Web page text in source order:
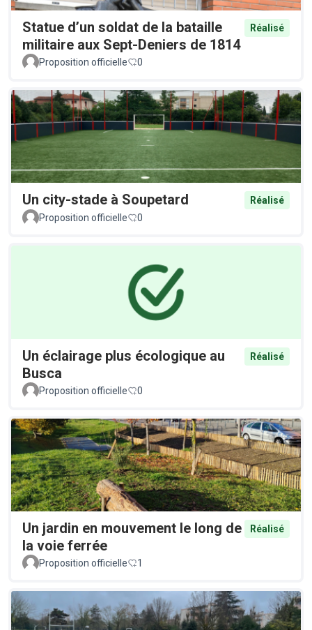
Statue d’un soldat de la bataille
militaire aux Sept-Deniers de 1814
Réalisé
Proposition officielle 0
Un city-stade à Soupetard
Réalisé
Proposition officielle
0
Un éclairage plus écologique au
Busca
Réalisé
Proposition officielle 0
Un jardin en mouvement le long de
la voie ferrée
Réalisé
Proposition officielle 1